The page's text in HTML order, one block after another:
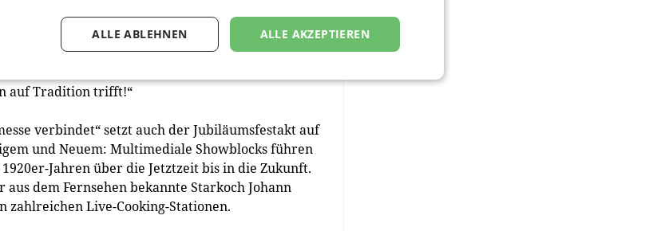
für Innovation, Handel und internationale
Konrad Adenauer. Er legte den Grundstein für
„Das Confex ist ein neuer Meilenstein auf
und Nationen verbindet“, betont Messechef
auf Tradition trifft!“
verbindet“ setzt auch der Jubiläumsfestakt auf
und Neuem: Multimediale Showblocks führen
Jahren über die Jetztzeit bis in die Zukunft.
dem Fernsehen bekannte Starkoch Johann
zahlreichen Live-Cooking-Stationen.
ALLE AKZEPTIEREN
ALLE ABLEHNEN